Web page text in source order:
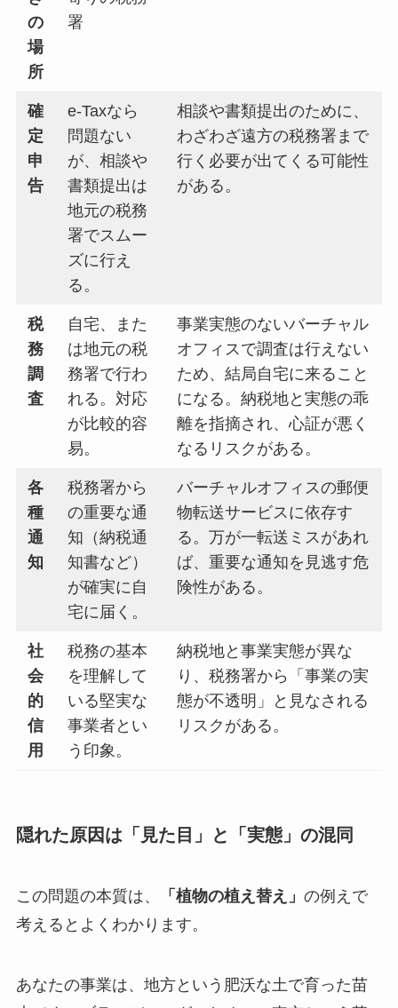
の
場
所
署
確
定
申
告
e-Taxなら
問題ない
が、相談や
書類提出は
地元の税務
署でスムー
ズに行え
る。
相談や書類提出のために、
わざわざ遠方の税務署まで
行く必要が出てくる可能性
がある。
税
務
調
査
自宅、また
は地元の税
務署で行わ
れる。対応
が比較的容
易。
事業実態のないバーチャル
オフィスで調査は行えない
ため、結局自宅に来ること
になる。納税地と実態の乖
離を指摘され、心証が悪く
なるリスクがある。
各
種
通
知
税務署から
の重要な通
知（納税通
知書など）
が確実に自
宅に届く。
バーチャルオフィスの郵便
物転送サービスに依存す
る。万が一転送ミスがあれ
ば、重要な通知を見逃す危
険性がある。
社
会
的
信
用
税務の基本
を理解して
いる堅実な
事業者とい
う印象。
納税地と事業実態が異な
り、税務署から「事業の実
態が不透明」と見なされる
リスクがある。
隠れた原因は「見た目」と「実態」の混同
この問題の本質は、 「植物の植え替え」 の例えで
考えるとよくわかります。
あなたの事業は、地方という肥沃な土で育った苗